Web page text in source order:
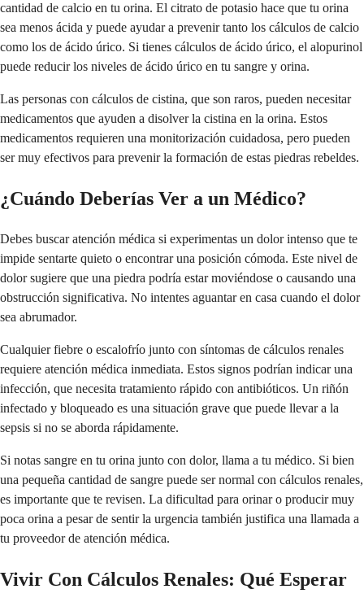
cantidad de calcio en tu orina. El citrato de potasio hace que tu orina
sea menos ácida y puede ayudar a prevenir tanto los cálculos de calcio
como los de ácido úrico. Si tienes cálculos de ácido úrico, el alopurinol
puede reducir los niveles de ácido úrico en tu sangre y orina.
Las personas con cálculos de cistina, que son raros, pueden necesitar
medicamentos que ayuden a disolver la cistina en la orina. Estos
medicamentos requieren una monitorización cuidadosa, pero pueden
ser muy efectivos para prevenir la formación de estas piedras rebeldes.
¿Cuándo Deberías Ver a un Médico?
Debes buscar atención médica si experimentas un dolor intenso que te
impide sentarte quieto o encontrar una posición cómoda. Este nivel de
dolor sugiere que una piedra podría estar moviéndose o causando una
obstrucción significativa. No intentes aguantar en casa cuando el dolor
sea abrumador.
Cualquier fiebre o escalofrío junto con síntomas de cálculos renales
requiere atención médica inmediata. Estos signos podrían indicar una
infección, que necesita tratamiento rápido con antibióticos. Un riñón
infectado y bloqueado es una situación grave que puede llevar a la
sepsis si no se aborda rápidamente.
Si notas sangre en tu orina junto con dolor, llama a tu médico. Si bien
una pequeña cantidad de sangre puede ser normal con cálculos renales,
es importante que te revisen. La dificultad para orinar o producir muy
poca orina a pesar de sentir la urgencia también justifica una llamada a
tu proveedor de atención médica.
Vivir Con Cálculos Renales: Qué Esperar